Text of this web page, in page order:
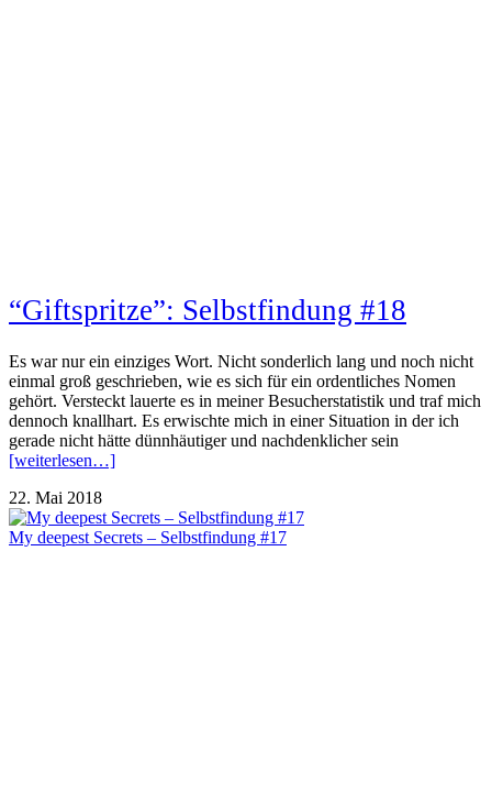
“Giftspritze”: Selbstfindung #18
Es war nur ein einziges Wort. Nicht sonderlich lang und noch nicht
einmal groß geschrieben, wie es sich für ein ordentliches Nomen
gehört. Versteckt lauerte es in meiner Besucherstatistik und traf mich
dennoch knallhart. Es erwischte mich in einer Situation in der ich
gerade nicht hätte dünnhäutiger und nachdenklicher sein
[weiterlesen…]
22. Mai 2018
My deepest Secrets – Selbstfindung #17